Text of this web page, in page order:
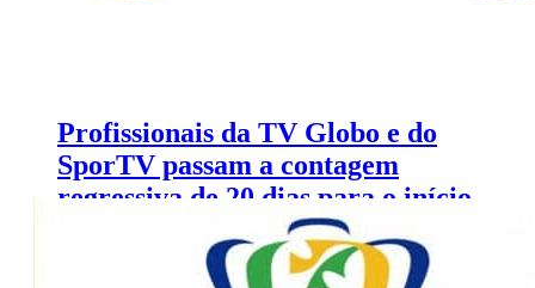
Profissionais da TV Globo e do
SporTV passam a contagem
regressiva de 20 dias para o início
dos Jogos Olímpicos